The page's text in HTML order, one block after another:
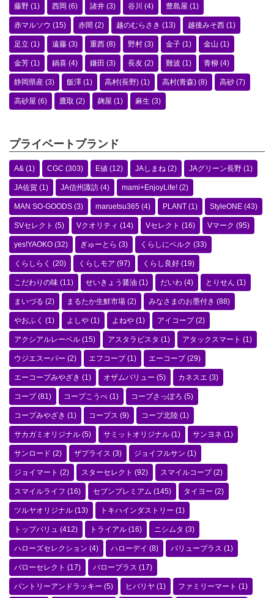
藤野 (1) 西岡 (6) 諸井 (3) 谷川 (4) 豊島屋 (1)
赤マルソウ (15) 赤間 (2) 越のむらさき (13) 越後みそ西 (1)
足立 (1) 遠藤 (3) 重西 (8) 野村 (3) 金子 (1) 金山 (1)
金芳 (1) 鍋喜 (4) 鎌田 (3) 長友 (2) 難波 (1) 青柳 (4)
静岡県産 (3) 飯澤 (1) 高村(長野) (1) 高村(青森) (8) 高砂 (7)
高砂屋 (6) 鷹取 (2) 麹屋 (1) 麻生 (3)
プライベートブランド
A& (1) CGC (303) E値 (12) JAしまね (2) JAグリーン長野 (1)
JA佐賀 (1) JA信州諏訪 (4) mami+EnjoyLife! (2)
MAN SO-GOODS (3) maruetsu365 (4) PLANT (1) StyleONE (43)
SVセレクト (5) Vクオリティ (14) Vセレクト (16) Vマーク (95)
yes!YAOKO (32) ぎゅーとら (3) くらしにベルク (33)
くらしらく (20) くらしモア (97) くらし良好 (19)
こだわりの味 (11) せいきょう醤油 (1) だいわ (4) とりせん (1)
まいづる (2) まるたか生鮮市場 (2) みなさまのお墨付き (88)
やおふく (1) よしや (1) よねや (1) アイコープ(2)
アクシアルレーベル (15) アスタラビスタ (1) アタックスマート (1)
ウジエスーパー (2) エフコープ(1) エーコープ(29)
エーコープみやざき (1) オザムバリュー (5) カネスエ (3)
コープ(81) コープこうべ (1) コープさっぽろ (5)
コープみやざき (1) コープス (9) コープ北陸 (1)
サカガミオリジナル (5) サミットオリジナル (1) サンヨネ (1)
サンロード (2) ザプライス (3) ジョイフルサン (1)
ジョイマート (2) スターセレクト (92) スマイルコープ(2)
スマイルライフ (16) セブンプレミアム (145) タイヨー (2)
ツルヤオリジナル (13) トキハインダストリー (1)
トップバリュ (412) トライアル (16) ニシムタ (3)
ハローズセレクション (4) ハローデイ (8) バリュープラス (1)
バローセレクト (17) バロープラス (17)
パントリーアンドラッキー (5) ヒバリヤ (1) ファミリーマート (1)